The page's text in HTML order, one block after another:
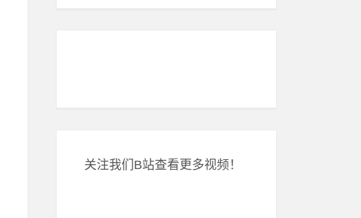
关注我们B站查看更多视频！